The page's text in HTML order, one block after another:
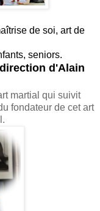
de soi, art de
seniors.
d'Alain
martial qui suivit
fondateur de cet art